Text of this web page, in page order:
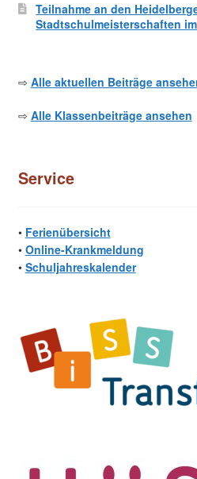
Teilnahme an den
Stadtschulmeisterschaften
⇨ Alle aktuellen Beiträge
⇨ Alle Klassenbeiträge ansehen
Service
• Ferienübersicht
• Online-Krankmeldung
• Schuljahreskalender